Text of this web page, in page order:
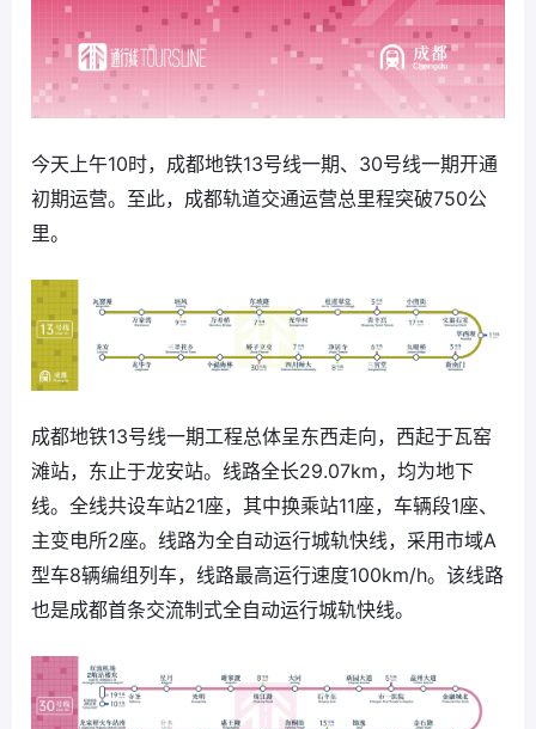
今天上午10时，成都地铁13号线一期、30号线一期开通
初期运营。至此，成都轨道交通运营总里程突破750公
里。
成都地铁13号线一期工程总体呈东西走向，西起于瓦窑
滩站，东止于龙安站。线路全长29.07km，均为地下
线。全线共设车站21座，其中换乘站11座，车辆段1座、
主变电所2座。线路为全自动运行城轨快线，采用市域A
型车8辆编组列车，线路最高运行速度100km/h。该线路
也是成都首条交流制式全自动运行城轨快线。